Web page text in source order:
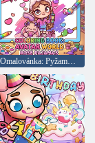
Omalovánka: Pyžamo World of Avatar Rosie